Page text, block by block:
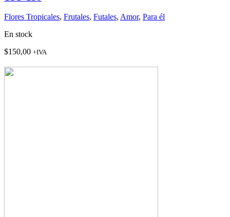
Flores Tropicales, Frutales, Futales, Amor, Para él
En stock
$150,00 +IVA